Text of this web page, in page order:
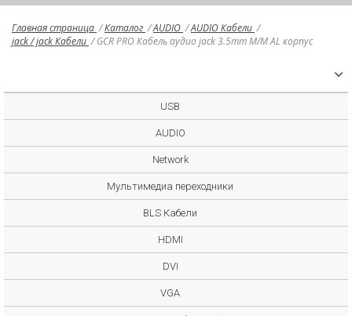
Главная страница /Каталог /AUDIO /AUDIO Кабели /
jack / jack Кабели / GCR PRO Кабель аудио jack 3.5mm M/M AL корпус
USB
AUDIO
Network
Мультимедиа переходники
BLS Кабели
HDMI
DVI
VGA